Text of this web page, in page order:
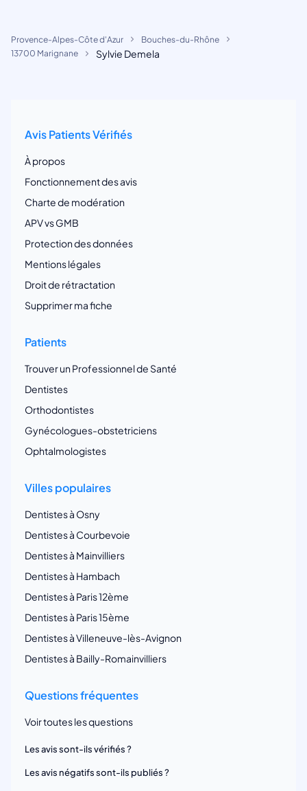
Provence-Alpes-Côte d'Azur
Bouches-du-Rhône
13700 Marignane
Sylvie Demela
Avis Patients Vérifiés
À propos
Fonctionnement des avis
Charte de modération
APV vs GMB
Protection des données
Mentions légales
Droit de rétractation
Supprimer ma fiche
Patients
Trouver un Professionnel de Santé
Dentistes
Orthodontistes
Gynécologues-obstetriciens
Ophtalmologistes
Villes populaires
Dentistes à Osny
Dentistes à Courbevoie
Dentistes à Mainvilliers
Dentistes à Hambach
Dentistes à Paris 12ème
Dentistes à Paris 15ème
Dentistes à Villeneuve-lès-Avignon
Dentistes à Bailly-Romainvilliers
Questions fréquentes
Voir toutes les questions
Les avis sont-ils vérifiés ?
Les avis négatifs sont-ils publiés ?